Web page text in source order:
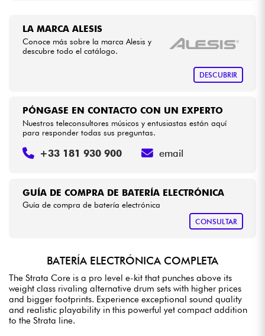
LA MARCA ALESIS
Conoce más sobre la marca Alesis y
descubre todo el catálogo.
DESCUBRIR
GUÍA DE COMPRA DE BATERÍA ELECTRÓNICA
Guía de compra de batería electrónica
CONSULTAR
PÓNGASE EN CONTACTO CON UN EXPERTO
Nuestros teleconsultores músicos y entusiastas están aquí
para responder todas sus preguntas.
+33 181 930 900 email
BATERÍA ELECTRÓNICA COMPLETA
The Strata Core is a pro level e-kit that punches above its
weight class rivaling alternative drum sets with higher prices
and bigger footprints. Experience exceptional sound quality
and realistic playability in this powerful yet compact addition
to the Strata line.